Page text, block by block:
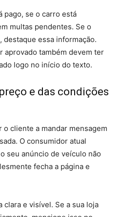
pago, se o carro está
multas pendentes. Se o
essa informação.
aprovado também devem ter
logo no início do texto.
e das condições
o cliente a mandar mensagem
O consumidor atual
seu anúncio de veículo não
fecha a página e
clara e visível. Se a sua loja